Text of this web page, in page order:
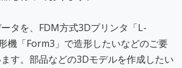
タを、FDM方式3Dプリンタ「L-
機「Form3」で造形したいなどのご要
す。部品などの3Dモデルを作成したい